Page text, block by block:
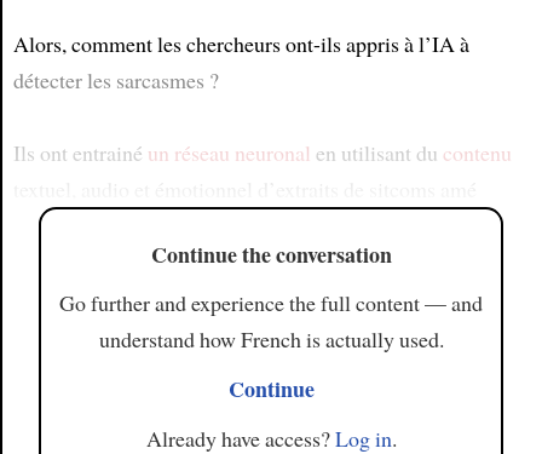
Alors, comment les chercheurs ont-ils appris à l’IA à
détecter les sarcasmes ?
Ils ont entrainé un réseau neuronal en utilisant du contenu
Continue the conversation
Go further and experience the full content — and
understand how French is actually used.
Continue
Already have access?Log in.